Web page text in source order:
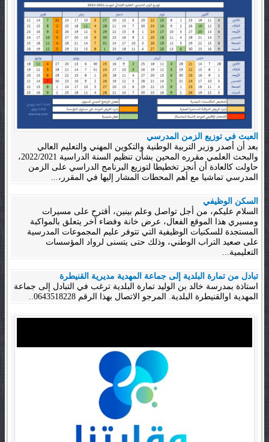
العبث في توزيع الزمن المدرسي
بعد أن أصدر وزير التربية الوطنية والتكوين المهني والتعليم العالي
والبحث العلمي مقرره المحين بشأن تنظيم السنة الدراسية 2022/2021،
حاولت كالعادة أن أنجز تخطيطا لتوزيع البرنامج الدراسي على الزمن
المدرسي تماشيا مع أهم المحطات المشار إليها في المقرر،...
السكن الوظيفي
السلام عليكم، من أجل تواصل وعلم بينين، أقترح على مسيرات
ومسيري هذا الموقع الفعال، عرض خانة وفضاء آخر يتعلق بالمواكبة
المستجدة للسكنيات الوظيفية التي تتوفر عليم المجموعات المدرسية
على صعيد التراب الوطني، وذلك حتى يتسنى لرواد المؤسسات
التعليمية...
تبادل من تمارة البلدية إلى جماعة المهدية مديرية القنيطرة
استاذة بمدرسة خالد بن الوليد تمارة البلدية ترغب في التبادل إلى جماعة
المهدية اوالقنيطرة البلدية. المرجو الاتصال بهذا الرقم 0643518228..